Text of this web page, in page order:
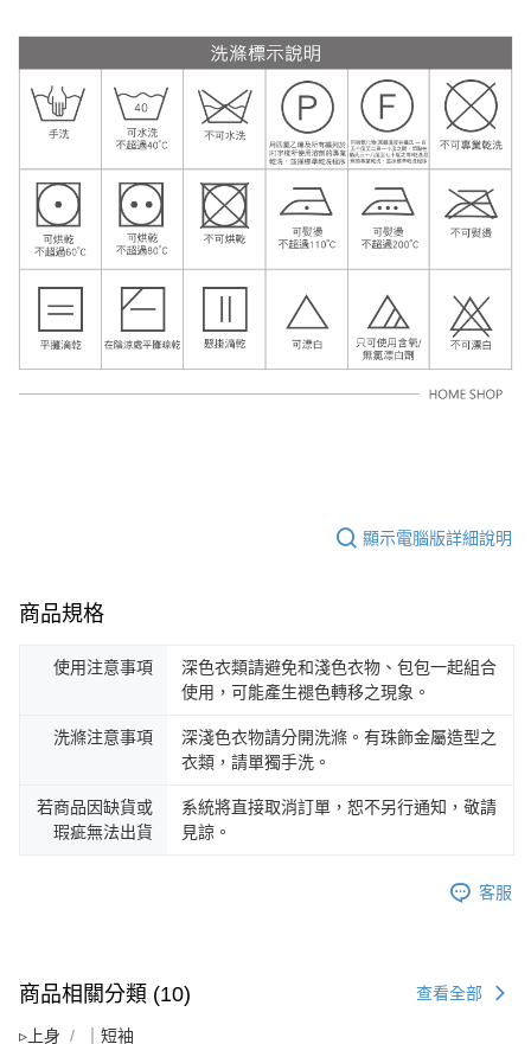
顯示電腦版詳細說明
商品規格
使用注意事項
深色衣類請避免和淺色衣物、包包一起組合
使用，可能產生褪色轉移之現象。
洗滌注意事項
深淺色衣物請分開洗滌。有珠飾金屬造型之
衣類，請單獨手洗。
若商品因缺貨或
瑕疵無法出貨
系統將直接取消訂單，恕不另行通知，敬請
見諒。
客服
商品相關分類 (10) 查看全部
▹上身 ｜短袖